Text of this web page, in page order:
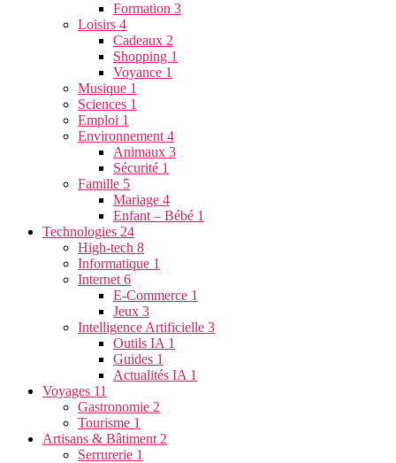
Formation 3
Loisirs 4
Cadeaux 2
Shopping 1
Voyance 1
Musique 1
Sciences 1
Emploi 1
Environnement 4
Animaux 3
Sécurité 1
Famille 5
Mariage 4
Enfant – Bébé 1
Technologies 24
High-tech 8
Informatique 1
Internet 6
E-Commerce 1
Jeux 3
Intelligence Artificielle 3
Outils IA 1
Guides 1
Actualités IA 1
Voyages 11
Gastronomie 2
Tourisme 1
Artisans & Bâtiment 2
Serrurerie 1